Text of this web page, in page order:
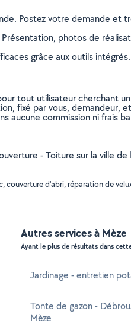
Postez votre demande et
photos de
grâce aux outils intégrés.
tout utilisateur cherchant
fixé par vous, demandeur, et
aucune commission ni frais
- Toiture sur la ville
d'abri, réparation de
Autres services à Mèze
Ayant le plus de résultats dans
Jardinage - entretien
Tonte de gazon -
Mèze